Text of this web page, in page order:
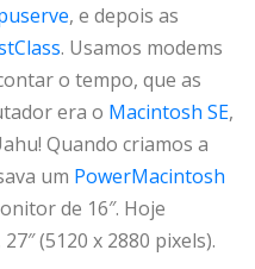
, e depois as
. Usamos modems
o tempo, que as
era o Macintosh SE,
Quando criamos a
um PowerMacintosh
de 16″. Hoje
27″ (5120 x 2880 pixels).